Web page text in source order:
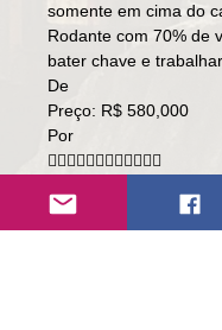
somente em cima do
Rodante com 70% de
bater chave e trabalhar.
De
Preço: R$ 580,000
Por
👇🏻👇🏻👇🏻👇🏻👇🏻👇🏻
🚨TORRANDO🚨
melhor preço do Brasil!